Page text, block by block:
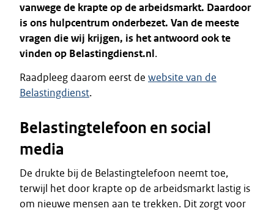
vanwege de krapte op de arbeidsmarkt. Daardoor
is ons hulpcentrum onderbezet. Van de meeste
vragen die wij krijgen, is het antwoord ook te
vinden op Belastingdienst.nl.
Raadpleeg daarom eerst de website van de
Belastingdienst.
Belastingtelefoon en social
media
De drukte bij de Belastingtelefoon neemt toe,
terwijl het door krapte op de arbeidsmarkt lastig is
om nieuwe mensen aan te trekken. Dit zorgt voor